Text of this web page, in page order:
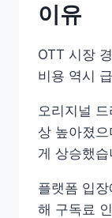
이유
OTT 시장
비용 역시
오리지널
상 높아졌
게 상승했습
플랫폼 입
해 구독료